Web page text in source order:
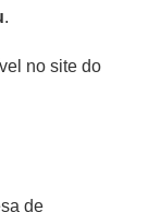
.
no site do
de